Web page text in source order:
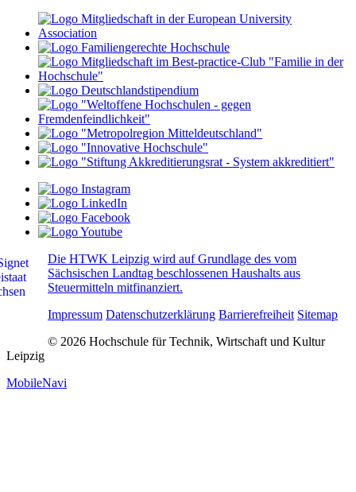
Die HTWK Leipzig wird auf Grundlage des vom
Sächsischen Landtag beschlossenen Haushalts aus
Steuermitteln mitfinanziert.
Impressum Datenschutzerklärung Barrierefreiheit Sitemap
© 2026 Hochschule für Technik, Wirtschaft und Kultur
Leipzig
MobileNavi